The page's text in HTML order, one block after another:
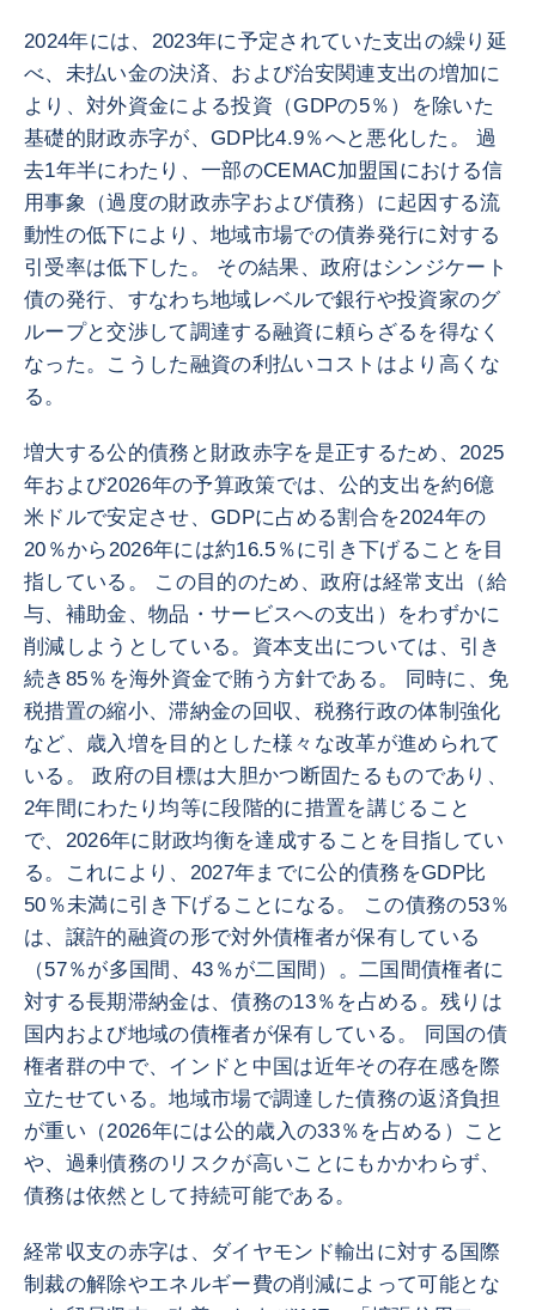
2024年には、2023年に予定されていた支出の繰り延
べ、未払い金の決済、および治安関連支出の増加に
より、対外資金による投資（GDPの5％）を除いた
基礎的財政赤字が、GDP比4.9％へと悪化した。 過
去1年半にわたり、一部のCEMAC加盟国における信
用事象（過度の財政赤字および債務）に起因する流
動性の低下により、地域市場での債券発行に対する
引受率は低下した。 その結果、政府はシンジケート
債の発行、すなわち地域レベルで銀行や投資家のグ
ループと交渉して調達する融資に頼らざるを得なく
なった。こうした融資の利払いコストはより高くな
る。
増大する公的債務と財政赤字を是正するため、2025
年および2026年の予算政策では、公的支出を約6億
米ドルで安定させ、GDPに占める割合を2024年の
20％から2026年には約16.5％に引き下げることを目
指している。 この目的のため、政府は経常支出（給
与、補助金、物品・サービスへの支出）をわずかに
削減しようとしている。資本支出については、引き
続き85％を海外資金で賄う方針である。 同時に、免
税措置の縮小、滞納金の回収、税務行政の体制強化
など、歳入増を目的とした様々な改革が進められて
いる。 政府の目標は大胆かつ断固たるものであり、
2年間にわたり均等に段階的に措置を講じること
で、2026年に財政均衡を達成することを目指してい
る。これにより、2027年までに公的債務をGDP比
50％未満に引き下げることになる。 この債務の53％
は、譲許的融資の形で対外債権者が保有している
（57％が多国間、43％が二国間）。二国間債権者に
対する長期滞納金は、債務の13％を占める。残りは
国内および地域の債権者が保有している。 同国の債
権者群の中で、インドと中国は近年その存在感を際
立たせている。地域市場で調達した債務の返済負担
が重い（2026年には公的歳入の33％を占める）こと
や、過剰債務のリスクが高いことにもかかわらず、
債務は依然として持続可能である。
経常収支の赤字は、ダイヤモンド輸出に対する国際
制裁の解除やエネルギー費の削減によって可能とな